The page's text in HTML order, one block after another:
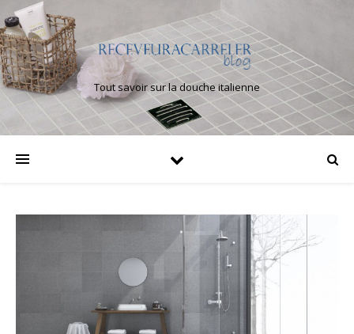
Tout savoir sur la douche italienne